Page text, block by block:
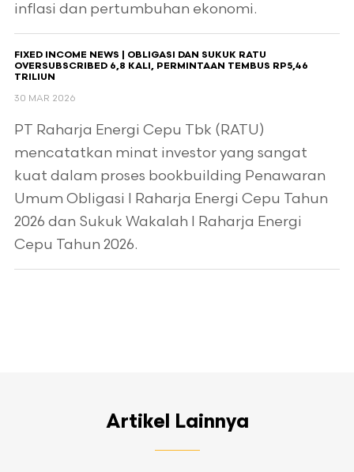
inflasi dan pertumbuhan ekonomi.
FIXED INCOME NEWS | OBLIGASI DAN SUKUK RATU
OVERSUBSCRIBED 6,8 KALI, PERMINTAAN TEMBUS RP5,46
TRILIUN
30 MAR 2026
PT Raharja Energi Cepu Tbk (RATU)
mencatatkan minat investor yang sangat
kuat dalam proses bookbuilding Penawaran
Umum Obligasi I Raharja Energi Cepu Tahun
2026 dan Sukuk Wakalah I Raharja Energi
Cepu Tahun 2026.
Artikel Lainnya